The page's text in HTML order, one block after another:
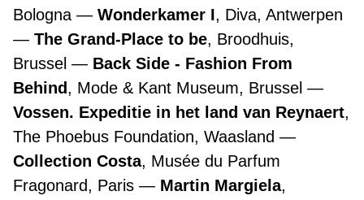
Bologna
Wonderkamer I, Diva, Antwerpen
The Grand-Place to be, Broodhuis,
Brussel
Back Side - Fashion From
Behind, Mode & Kant Museum, Brussel
Vossen. Expeditie in het land van Reynaert,
The Phoebus Foundation, Waasland
Collection Costa, Musée du Parfum
Fragonard, Paris
Martin Margiela,